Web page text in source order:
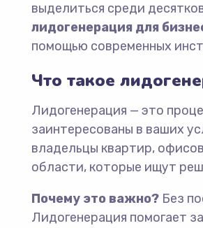
выделиться среди
лидогенерация для
помощью современных
Что такое
Лидогенерация — это
заинтересованы в ваших
владельцы квартир,
области, которые ищут
Почему это важно? Без
Лидогенерация помогает